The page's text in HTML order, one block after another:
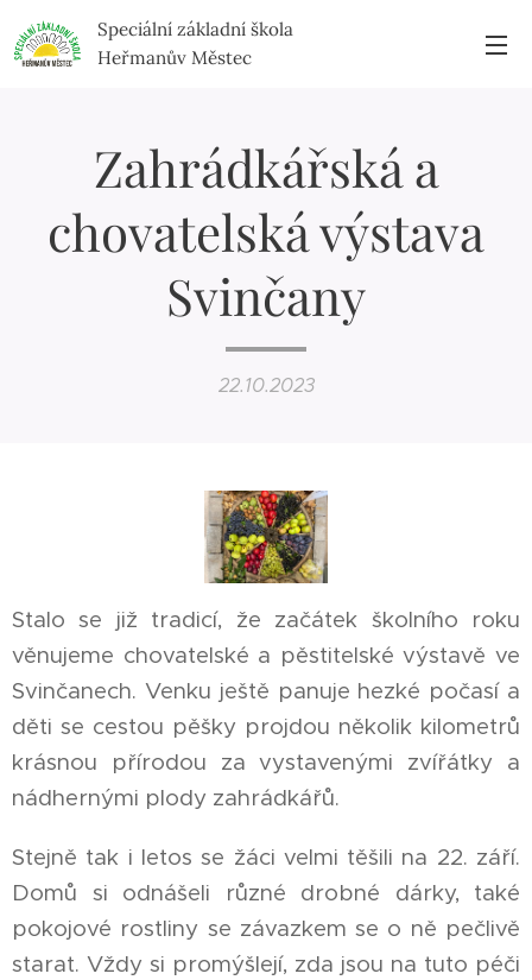
Speciální základní škola
Heřmanův Městec
Zahrádkářská a
chovatelská výstava
Svinčany
22.10.2023
Stalo se již tradicí, že začátek školního roku
věnujeme chovatelské a pěstitelské výstavě ve
Svinčanech. Venku ještě panuje hezké počasí a
děti se cestou pěšky projdou několik kilometrů
krásnou přírodou za vystavenými zvířátky a
nádhernými plody zahrádkářů.
Stejně tak i letos se žáci velmi těšili na 22. září.
Domů si odnášeli různé drobné dárky, také
pokojové rostliny se závazkem se o ně pečlivě
starat. Vždy si promýšlejí, zda jsou na tuto péči